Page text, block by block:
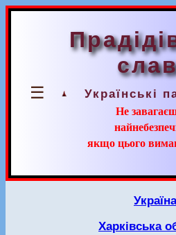
☰ Українські
Не
якщо цього
Україна
Харківська